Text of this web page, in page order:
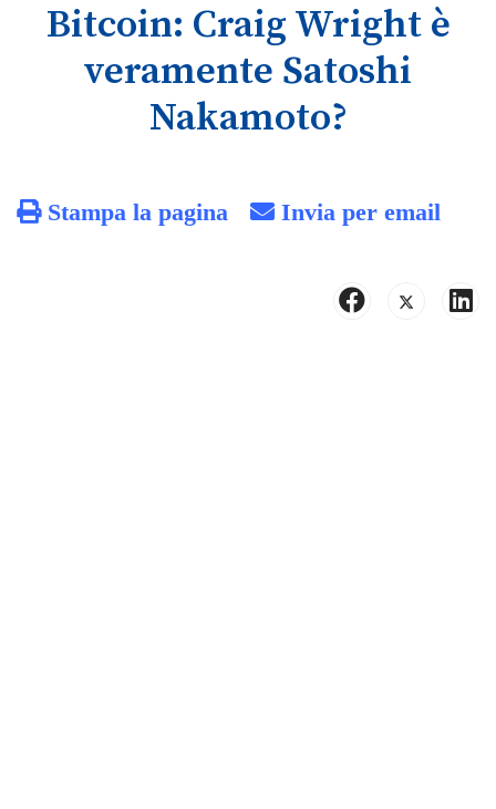
Bitcoin: Craig Wright è
veramente Satoshi
Nakamoto?
Stampa la pagina Invia per email